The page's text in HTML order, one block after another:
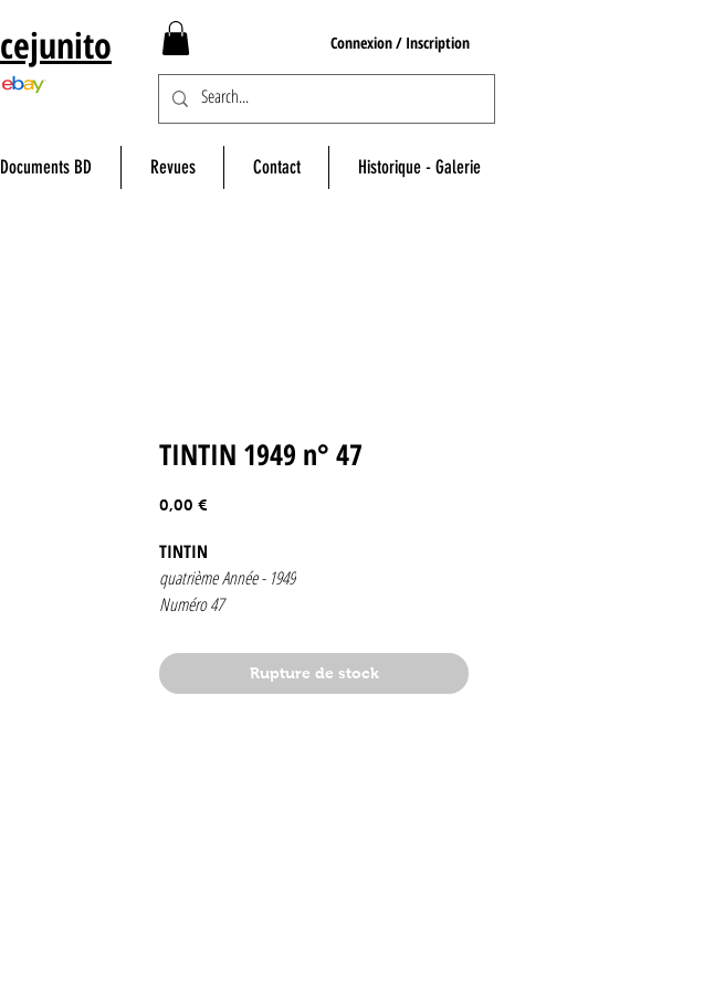
cejunito Connexion / Inscription
Documents BD Revues Contact Historique - Galerie
TINTIN 1949 n° 47
0,00 €
TINTIN
quatrième Année - 1949
Numéro 47
Rupture de stock